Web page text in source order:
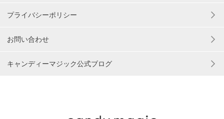
プライバシーポリシー
お問い合わせ
キャンディーマジック公式ブログ